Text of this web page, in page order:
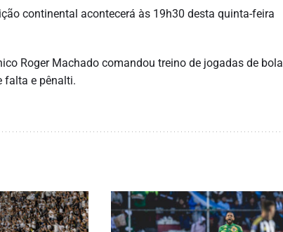
continental acontecerá às 19h30 desta quinta-feira
Roger Machado comandou treino de jogadas de bola
falta e pênalti.